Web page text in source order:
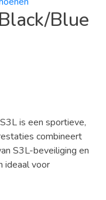
Blue
is een sportieve,
combineert
S3L-beveiliging en
ideaal voor